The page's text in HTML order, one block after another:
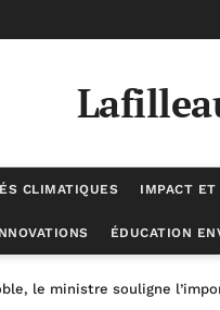
CLIMATIQUES IMPACT ET
ÉDUCATION
le ministre souligne